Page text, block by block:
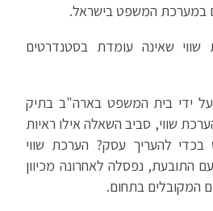
במערכת המשפט בישראל.
שאינה עומדת בסטנדרטים
על ידי בית המשפט בארה"ב בתיק
שווי, סביב השאלה אילו ראיות
להעריך עסק? הערכת שווי
התובעת, נפסלה לאחרונה מכיוון
המקובלים בתחום.